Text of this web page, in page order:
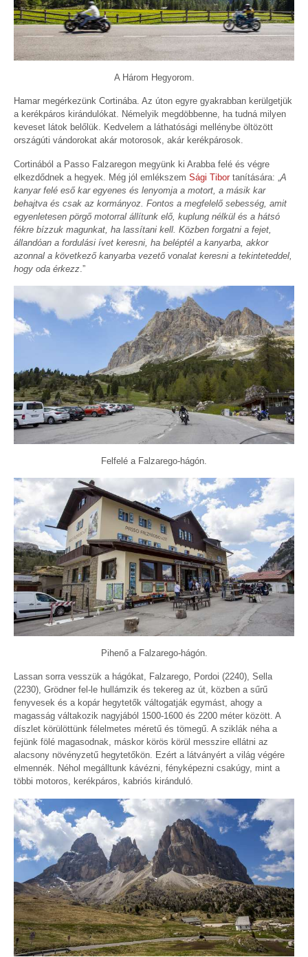
A Három Hegyorom.
Hamar megérkezünk Cortinába. Az úton egyre gyakrabban kerülgetjük
a kerékpáros kirándulókat. Némelyik megdöbbenne, ha tudná milyen
keveset látok belőlük. Kedvelem a láthatósági mellénybe öltözött
országúti vándorokat akár motorosok, akár kerékpárosok.
Cortinából a Passo Falzaregon megyünk ki Arabba felé és végre
elkezdődnek a hegyek. Még jól emlékszem Sági Tibor tanítására: „ A
kanyar felé eső kar egyenes és lenyomja a motort, a másik kar
behajtva és csak az kormányoz. Fontos a megfelelő sebesség, amit
egyenletesen pörgő motorral állítunk elő, kuplung nélkül és a hátsó
fékre bízzuk magunkat, ha lassítani kell. Közben forgatni a fejet,
állandóan a fordulási ívet keresni, ha beléptél a kanyarba, akkor
azonnal a következő kanyarba vezető vonalat keresni a tekinteteddel,
hogy oda érkezz .”
Felfelé a Falzarego-hágón.
Pihenő a Falzarego-hágón.
Lassan sorra vesszük a hágókat, Falzarego, Pordoi (2240), Sella
(2230), Grödner fel-le hullámzik és tekereg az út, közben a sűrű
fenyvesek és a kopár hegytetők váltogatják egymást, ahogy a
magasság váltakozik nagyjából 1500-1600 és 2200 méter között. A
díszlet körülöttünk félelmetes méretű és tömegű. A sziklák néha a
fejünk fölé magasodnak, máskor körös körül messzire ellátni az
alacsony növényzetű hegytetőkön. Ezért a látványért a világ végére
elmennék. Néhol megálltunk kávézni, fényképezni csakúgy, mint a
többi motoros, kerékpáros, kabriós kiránduló.